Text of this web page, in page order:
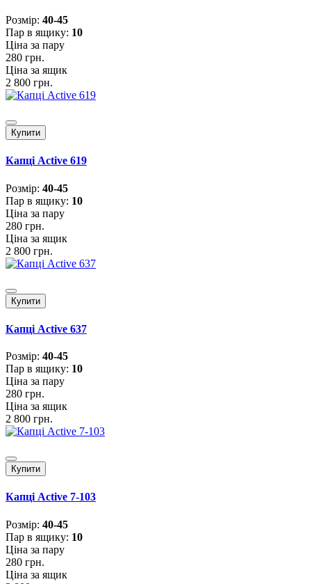
Розмiр: 40-45
Пар в ящику: 10
Ціна за пару
280 грн.
Ціна за ящик
2 800 грн.
Купити
Капці Active 619
Розмiр: 40-45
Пар в ящику: 10
Ціна за пару
280 грн.
Ціна за ящик
2 800 грн.
Купити
Капці Active 637
Розмiр: 40-45
Пар в ящику: 10
Ціна за пару
280 грн.
Ціна за ящик
2 800 грн.
Купити
Капці Active 7-103
Розмiр: 40-45
Пар в ящику: 10
Ціна за пару
280 грн.
Ціна за ящик